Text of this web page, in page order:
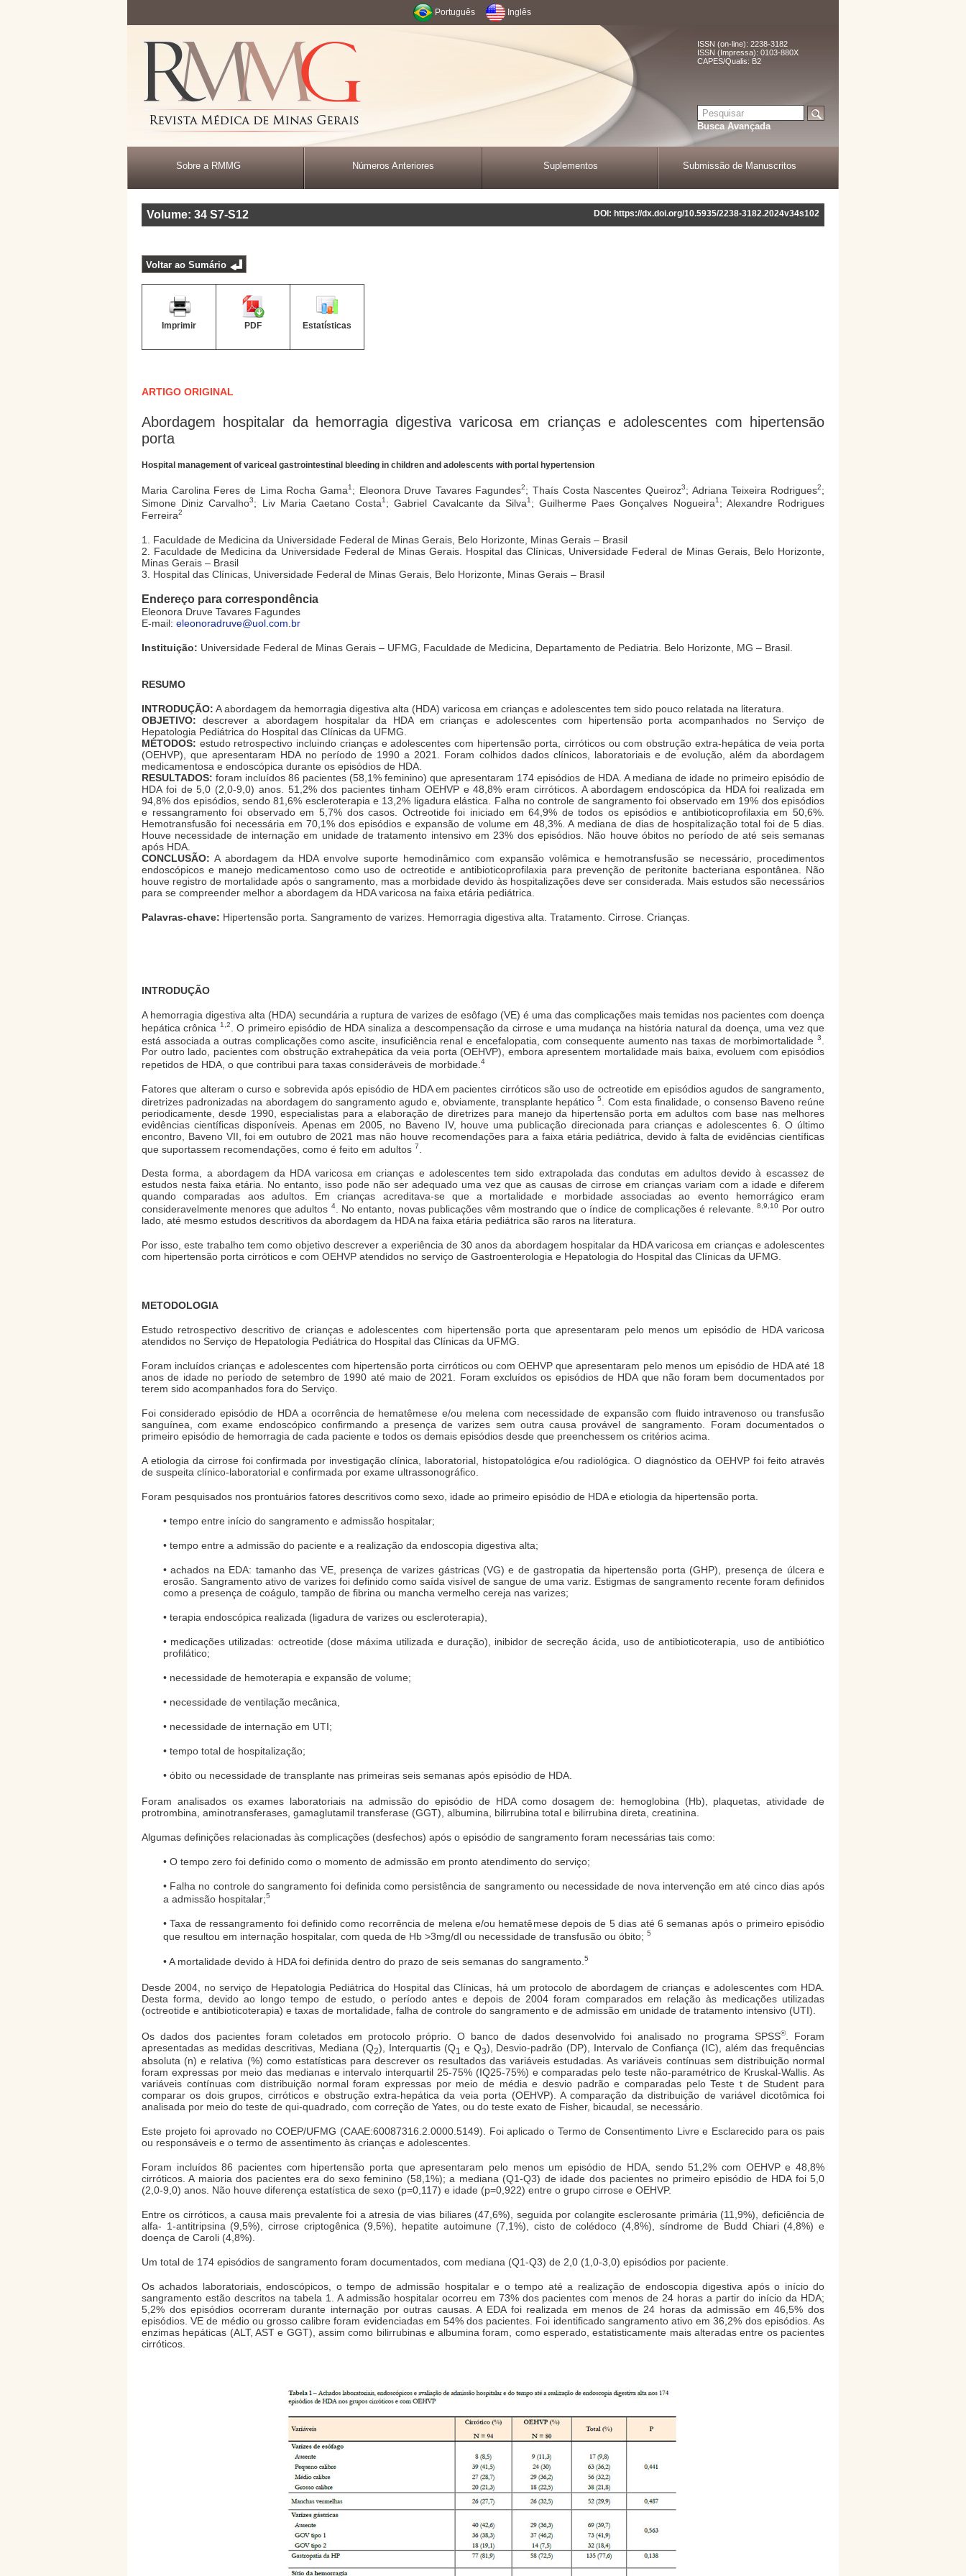
Português Inglês
ISSN (on-line): 2238-3182
ISSN (Impressa): 0103-880X
CAPES/Qualis: B2
Busca Avançada
Sobre a RMMG Números Anteriores Suplementos Submissão de Manuscritos
Volume: 34 S7-S12 DOI: https://dx.doi.org/10.5935/2238-3182.2024v34s102
Voltar ao Sumário
Imprimir PDF Estatísticas
ARTIGO ORIGINAL
Abordagem hospitalar da hemorragia digestiva varicosa em crianças e adolescentes com hipertensão
porta
Hospital management of variceal gastrointestinal bleeding in children and adolescents with portal hypertension
Maria Carolina Feres de Lima Rocha Gama1 ; Eleonora Druve Tavares Fagundes2; Thaís Costa Nascentes Queiroz3; Adriana Teixeira Rodrigues2;
Simone Diniz Carvalho3; Liv Maria Caetano Costa1 ; Gabriel Cavalcante da Silva1 ; Guilherme Paes Gonçalves Nogueira1 ; Alexandre Rodrigues
Ferreira2
1. Faculdade de Medicina da Universidade Federal de Minas Gerais, Belo Horizonte, Minas Gerais – Brasil
2. Faculdade de Medicina da Universidade Federal de Minas Gerais. Hospital das Clínicas, Universidade Federal de Minas Gerais, Belo Horizonte,
Minas Gerais – Brasil
3. Hospital das Clínicas, Universidade Federal de Minas Gerais, Belo Horizonte, Minas Gerais – Brasil
Endereço para correspondência
Eleonora Druve Tavares Fagundes
E-mail: eleonoradruve@uol.com.br
Instituição: Universidade Federal de Minas Gerais – UFMG, Faculdade de Medicina, Departamento de Pediatria. Belo Horizonte, MG – Brasil.
RESUMO
INTRODUÇÃO: A abordagem da hemorragia digestiva alta (HDA) varicosa em crianças e adolescentes tem sido pouco relatada na literatura.
OBJETIVO: descrever a abordagem hospitalar da HDA em crianças e adolescentes com hipertensão porta acompanhados no Serviço de
Hepatologia Pediátrica do Hospital das Clínicas da UFMG.
MÉTODOS: estudo retrospectivo incluindo crianças e adolescentes com hipertensão porta, cirróticos ou com obstrução extra-hepática de veia porta
(OEHVP), que apresentaram HDA no período de 1990 a 2021. Foram colhidos dados clínicos, laboratoriais e de evolução, além da abordagem
medicamentosa e endoscópica durante os episódios de HDA.
RESULTADOS: foram incluídos 86 pacientes (58,1% feminino) que apresentaram 174 episódios de HDA. A mediana de idade no primeiro episódio de
HDA foi de 5,0 (2,0-9,0) anos. 51,2% dos pacientes tinham OEHVP e 48,8% eram cirróticos. A abordagem endoscópica da HDA foi realizada em
94,8% dos episódios, sendo 81,6% escleroterapia e 13,2% ligadura elástica. Falha no controle de sangramento foi observado em 19% dos episódios
e ressangramento foi observado em 5,7% dos casos. Octreotide foi iniciado em 64,9% de todos os episódios e antibioticoprofilaxia em 50,6%.
Hemotransfusão foi necessária em 70,1% dos episódios e expansão de volume em 48,3%. A mediana de dias de hospitalização total foi de 5 dias.
Houve necessidade de internação em unidade de tratamento intensivo em 23% dos episódios. Não houve óbitos no período de até seis semanas
após HDA.
CONCLUSÃO: A abordagem da HDA envolve suporte hemodinâmico com expansão volêmica e hemotransfusão se necessário, procedimentos
endoscópicos e manejo medicamentoso como uso de octreotide e antibioticoprofilaxia para prevenção de peritonite bacteriana espontânea. Não
houve registro de mortalidade após o sangramento, mas a morbidade devido às hospitalizações deve ser considerada. Mais estudos são necessários
para se compreender melhor a abordagem da HDA varicosa na faixa etária pediátrica.
Palavras-chave: Hipertensão porta. Sangramento de varizes. Hemorragia digestiva alta. Tratamento. Cirrose. Crianças.
INTRODUÇÃO
A hemorragia digestiva alta (HDA) secundária a ruptura de varizes de esôfago (VE) é uma das complicações mais temidas nos pacientes com doença
hepática crônica
1,2
. O primeiro episódio de HDA sinaliza a descompensação da cirrose e uma mudança na história natural da doença, uma vez que
está associada a outras complicações como ascite, insuficiência renal e encefalopatia, com consequente aumento nas taxas de morbimortalidade 3
Por outro lado, pacientes com obstrução extrahepática da veia porta (OEHVP), embora apresentem mortalidade mais baixa, evoluem com episódios
repetidos de HDA, o que contribui para taxas consideráveis de morbidade. 4
Fatores que alteram o curso e sobrevida após episódio de HDA em pacientes cirróticos são uso de octreotide em episódios agudos de sangramento,
diretrizes padronizadas na abordagem do sangramento agudo e, obviamente, transplante hepático5
. Com esta finalidade, o consenso Baveno reúne
periodicamente, desde 1990, especialistas para a elaboração de diretrizes para manejo da hipertensão porta em adultos com base nas melhores
evidências científicas disponíveis. Apenas em 2005, no Baveno IV, houve uma publicação direcionada para crianças e adolescentes 6. O último
encontro, Baveno VII, foi em outubro de 2021 mas não houve recomendações para a faixa etária pediátrica, devido à falta de evidências científicas
que suportassem recomendações, como é feito em adultos 7
Desta forma, a abordagem da HDA varicosa em crianças e adolescentes tem sido extrapolada das condutas em adultos devido à escassez de
estudos nesta faixa etária. No entanto, isso pode não ser adequado uma vez que as causas de cirrose em crianças variam com a idade e diferem
quando comparadas aos adultos. Em crianças acreditava-se que a mortalidade e morbidade associadas ao evento hemorrágico eram
consideravelmente menores que adultos 4. No entanto, novas publicações vêm mostrando que o índice de complicações é relevante.8,9,10 Por outro
lado, até mesmo estudos descritivos da abordagem da HDA na faixa etária pediátrica são raros na literatura.
Por isso, este trabalho tem como objetivo descrever a experiência de 30 anos da abordagem hospitalar da HDA varicosa em crianças e adolescentes
com hipertensão porta cirróticos e com OEHVP atendidos no serviço de Gastroenterologia e Hepatologia do Hospital das Clínicas da UFMG.
METODOLOGIA
Estudo retrospectivo descritivo de crianças e adolescentes com hipertensão porta que apresentaram pelo menos um episódio de HDA varicosa
atendidos no Serviço de Hepatologia Pediátrica do Hospital das Clínicas da UFMG.
Foram incluídos crianças e adolescentes com hipertensão porta cirróticos ou com OEHVP que apresentaram pelo menos um episódio de HDA até 18
anos de idade no período de setembro de 1990 até maio de 2021. Foram excluídos os episódios de HDA que não foram bem documentados por
terem sido acompanhados fora do Serviço.
Foi considerado episódio de HDA a ocorrência de hematêmese e/ou melena com necessidade de expansão com fluido intravenoso ou transfusão
sanguínea, com exame endoscópico confirmando a presença de varizes sem outra causa provável de sangramento. Foram documentados o
primeiro episódio de hemorragia de cada paciente e todos os demais episódios desde que preenchessem os critérios acima.
A etiologia da cirrose foi confirmada por investigação clínica, laboratorial, histopatológica e/ou radiológica. O diagnóstico da OEHVP foi feito através
de suspeita clínico-laboratorial e confirmada por exame ultrassonográfico.
Foram pesquisados nos prontuários fatores descritivos como sexo, idade ao primeiro episódio de HDA e etiologia da hipertensão porta.
• tempo entre início do sangramento e admissão hospitalar;
• tempo entre a admissão do paciente e a realização da endoscopia digestiva alta;
• achados na EDA: tamanho das VE, presença de varizes gástricas (VG) e de gastropatia da hipertensão porta (GHP), presença de úlcera e
erosão. Sangramento ativo de varizes foi definido como saída visível de sangue de uma variz. Estigmas de sangramento recente foram definidos
como a presença de coágulo, tampão de fibrina ou mancha vermelho cereja nas varizes;
• terapia endoscópica realizada (ligadura de varizes ou escleroterapia),
• medicações utilizadas: octreotide (dose máxima utilizada e duração), inibidor de secreção ácida, uso de antibioticoterapia, uso de antibiótico
profilático;
• necessidade de hemoterapia e expansão de volume;
• necessidade de ventilação mecânica,
• necessidade de internação em UTI;
• tempo total de hospitalização;
• óbito ou necessidade de transplante nas primeiras seis semanas após episódio de HDA.
Foram analisados os exames laboratoriais na admissão do episódio de HDA como dosagem de: hemoglobina (Hb), plaquetas, atividade de
protrombina, aminotransferases, gamaglutamil transferase (GGT), albumina, bilirrubina total e bilirrubina direta, creatinina.
Algumas definições relacionadas às complicações (desfechos) após o episódio de sangramento foram necessárias tais como:
• O tempo zero foi definido como o momento de admissão em pronto atendimento do serviço;
• Falha no controle do sangramento foi definida como persistência de sangramento ou necessidade de nova intervenção em até cinco dias após
a admissão hospitalar;5
• Taxa de ressangramento foi definido como recorrência de melena e/ou hematêmese depois de 5 dias até 6 semanas após o primeiro episódio
que resultou em internação hospitalar, com queda de Hb >3mg/dl ou necessidade de transfusão ou óbito; 5
• A mortalidade devido à HDA foi definida dentro do prazo de seis semanas do sangramento. 5
Desde 2004, no serviço de Hepatologia Pediátrica do Hospital das Clínicas, há um protocolo de abordagem de crianças e adolescentes com HDA.
Desta forma, devido ao longo tempo de estudo, o período antes e depois de 2004 foram comparados em relação às medicações utilizadas
(octreotide e antibioticoterapia) e taxas de mortalidade, falha de controle do sangramento e de admissão em unidade de tratamento intensivo (UTI).
Os dados dos pacientes foram coletados em protocolo próprio. O banco de dados desenvolvido foi analisado no programa SPSS®. Foram
apresentadas as medidas descritivas, Mediana (Q2), Interquartis (Q1 e Q3), Desvio-padrão (DP), Intervalo de Confiança (IC), além das frequências
absoluta (n) e relativa (%) como estatísticas para descrever os resultados das variáveis estudadas. As variáveis contínuas sem distribuição normal
foram expressas por meio das medianas e intervalo interquartil 25-75% (IQ25-75%) e comparadas pelo teste não-paramétrico de Kruskal-Wallis. As
variáveis contínuas com distribuição normal foram expressas por meio de média e desvio padrão e comparadas pelo Teste t de Student para
comparar os dois grupos, cirróticos e obstrução extra-hepática da veia porta (OEHVP). A comparação da distribuição de variável dicotômica foi
analisada por meio do teste de qui-quadrado, com correção de Yates, ou do teste exato de Fisher, bicaudal, se necessário.
Este projeto foi aprovado no COEP/UFMG (CAAE:60087316.2.0000.5149). Foi aplicado o Termo de Consentimento Livre e Esclarecido para os pais
ou responsáveis e o termo de assentimento às crianças e adolescentes.
Foram incluídos 86 pacientes com hipertensão porta que apresentaram pelo menos um episódio de HDA, sendo 51,2% com OEHVP e 48,8%
cirróticos. A maioria dos pacientes era do sexo feminino (58,1%); a mediana (Q1-Q3) de idade dos pacientes no primeiro episódio de HDA foi 5,0
(2,0-9,0) anos. Não houve diferença estatística de sexo (p=0,117) e idade (p=0,922) entre o grupo cirrose e OEHVP.
Entre os cirróticos, a causa mais prevalente foi a atresia de vias biliares (47,6%), seguida por colangite esclerosante primária (11,9%), deficiência de
alfa- 1-antitripsina (9,5%), cirrose criptogênica (9,5%), hepatite autoimune (7,1%), cisto de colédoco (4,8%), síndrome de Budd Chiari (4,8%) e
doença de Caroli (4,8%).
Um total de 174 episódios de sangramento foram documentados, com mediana (Q1-Q3) de 2,0 (1,0-3,0) episódios por paciente.
Os achados laboratoriais, endoscópicos, o tempo de admissão hospitalar e o tempo até a realização de endoscopia digestiva após o início do
sangramento estão descritos na tabela 1. A admissão hospitalar ocorreu em 73% dos pacientes com menos de 24 horas a partir do início da HDA;
5,2% dos episódios ocorreram durante internação por outras causas. A EDA foi realizada em menos de 24 horas da admissão em 46,5% dos
episódios. VE de médio ou grosso calibre foram evidenciadas em 54% dos pacientes. Foi identificado sangramento ativo em 36,2% dos episódios. As
enzimas hepáticas (ALT, AST e GGT), assim como bilirrubinas e albumina foram, como esperado, estatisticamente mais alteradas entre os pacientes
cirróticos.